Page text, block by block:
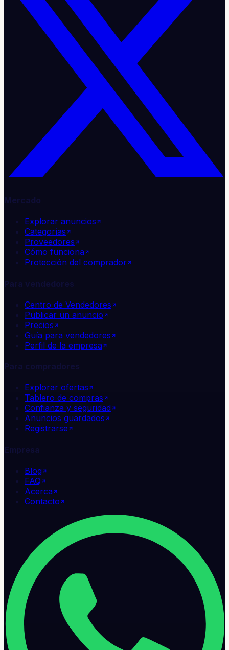
Mercado
Explorar anuncios
Categorías
Proveedores
Cómo funciona
Protección del comprador
Para vendedores
Centro de Vendedores
Publicar un anuncio
Precios
Guía para vendedores
Perfil de la empresa
Para compradores
Explorar ofertas
Tablero de compras
Confianza y seguridad
Anuncios guardados
Registrarse
Empresa
Blog
FAQ
Acerca
Contacto